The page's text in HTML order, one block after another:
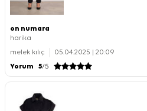
on numara
harika
melek kılıç
05.04.2025 | 20:09
Yorum
5/5